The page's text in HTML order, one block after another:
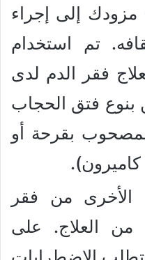
مزودك إلى إجراء
تم استخدام
فقر الدم لدى
بنوع فتق الحجاب
بقرحة أو
الأخرى من فقر
من العلاج. على